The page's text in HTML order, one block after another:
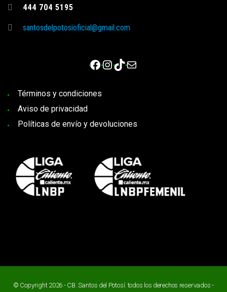
444 704 5195
santosdelpotosioficial@gmail.com
Facebook
Instagram
TikTok
Correo electrónico
Términos y condiciones
Aviso de privacidad
Políticas de envío y devoluciones
© Copyright 2026 - CB. Santos del Potosí. todos los derechos reservados -